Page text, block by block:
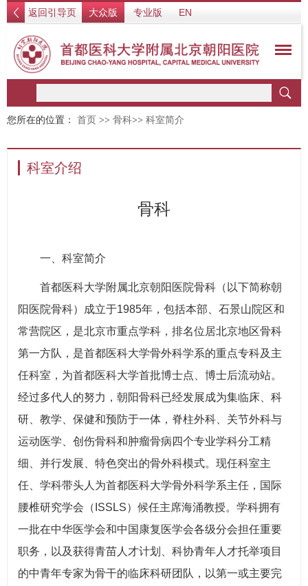
返回引导页 大众版 专业版 EN
您所在的位置： 首页 >> 骨科>> 科室简介
科室介绍
骨科
一、科室简介
首都医科大学附属北京朝阳医院骨科（以下简称朝
阳医院骨科）成立于1985年，包括本部、石景山院区和
常营院区，是北京市重点学科，排名位居北京地区骨科
第一方队，是首都医科大学骨外科学系的重点专科及主
任科室，为首都医科大学首批博士点、博士后流动站。
经过多代人的努力，朝阳骨科已经发展成为集临床、科
研、教学、保健和预防于一体，脊柱外科、关节外科与
运动医学、创伤骨科和肿瘤骨病四个专业学科分工精
细、并行发展、特色突出的骨外科模式。现任科室主
任、学科带头人为首都医科大学骨外科学系主任，国际
腰椎研究学会（ISSLS）候任主席海涌教授。学科拥有
一批在中华医学会和中国康复医学会各级分会担任重要
职务，以及获得青苗人才计划、科协青年人才托举项目
的中青年专家为骨干的临床科研团队，以第一或主要完